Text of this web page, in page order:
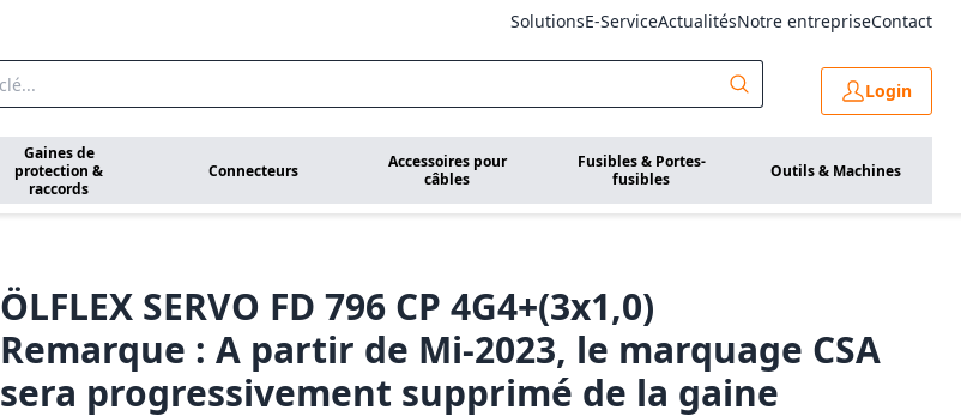
SolutionsE-ServiceActualitésNotre entrepriseContact
Login
Gaines de
protection &
raccords
Connecteurs
Accessoires pour
câbles
Fusibles & Portes-
fusibles
Outils & Machines
ÖLFLEX SERVO FD 796 CP 4G4+(3x1,0)
Remarque : A partir de Mi-2023, le marquage CSA
sera progressivement supprimé de la gaine